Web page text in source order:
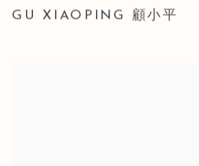
GU XIAOPING 顧小平